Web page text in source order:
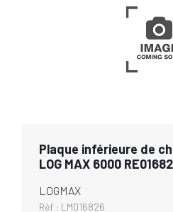
Plaque inférieure de
LOG MAX 6000
LOGMAX
Réf : LM016826